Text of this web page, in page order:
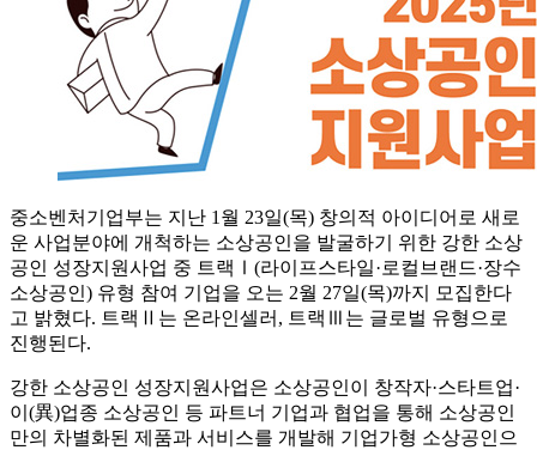
중소벤처기업부는 지난 1월 23일(목) 창의적 아이디어로 새로
운 사업분야에 개척하는 소상공인을 발굴하기 위한 강한 소상
공인 성장지원사업 중 트랙Ⅰ(라이프스타일·로컬브랜드·장수
소상공인) 유형 참여 기업을 오는 2월 27일(목)까지 모집한다
고 밝혔다. 트랙Ⅱ는 온라인셀러, 트랙Ⅲ는 글로벌 유형으로
진행된다.
강한 소상공인 성장지원사업은 소상공인이 창작자·스타트업·
이(異)업종 소상공인 등 파트너 기업과 협업을 통해 소상공인
만의 차별화된 제품과 서비스를 개발해 기업가형 소상공인으